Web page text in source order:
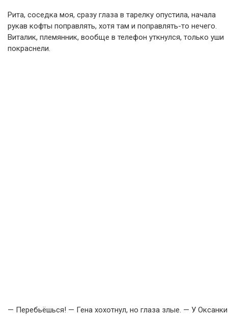
Рита, соседка моя, сразу глаза в тарелку опустила, начала
рукав кофты поправлять, хотя там и поправлять-то нечего.
Виталик, племянник, вообще в телефон уткнулся, только уши
покраснели.
— Перебьёшься! — Гена хохотнул, но глаза злые. — У Оксанки